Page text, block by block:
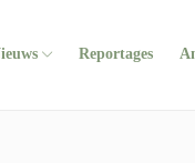
Reportages